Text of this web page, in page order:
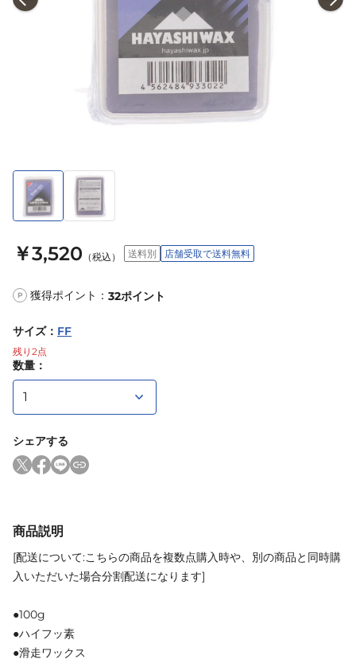
￥3,520 （税込） 送料別 店舗受取で送料無料
P 獲得ポイント： 32ポイント
サイズ： FF
残り 2点
数量：
シェアする
商品説明
[配送について:こちらの商品を複数点購入時や、別の商品と同時購
入いただいた場合分割配送になります]
●100g
●ハイフッ素
●滑走ワックス